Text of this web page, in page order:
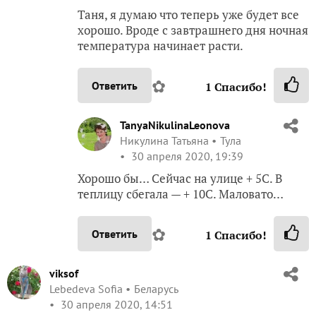
Таня, я думаю что теперь уже будет все
хорошо. Вроде с завтрашнего дня ночная
температура начинает расти.
Ответить ✿ 1 Спасибо!
TanyaNikulinaLeonova
Никулина Татьяна
Тула
30 апреля 2020, 19:39
Хорошо бы… Сейчас на улице + 5С. В
теплицу сбегала — + 10С. Маловато…
Ответить ✿ 1 Спасибо!
viksof
Lebedeva Sofia
Беларусь
30 апреля 2020, 14:51